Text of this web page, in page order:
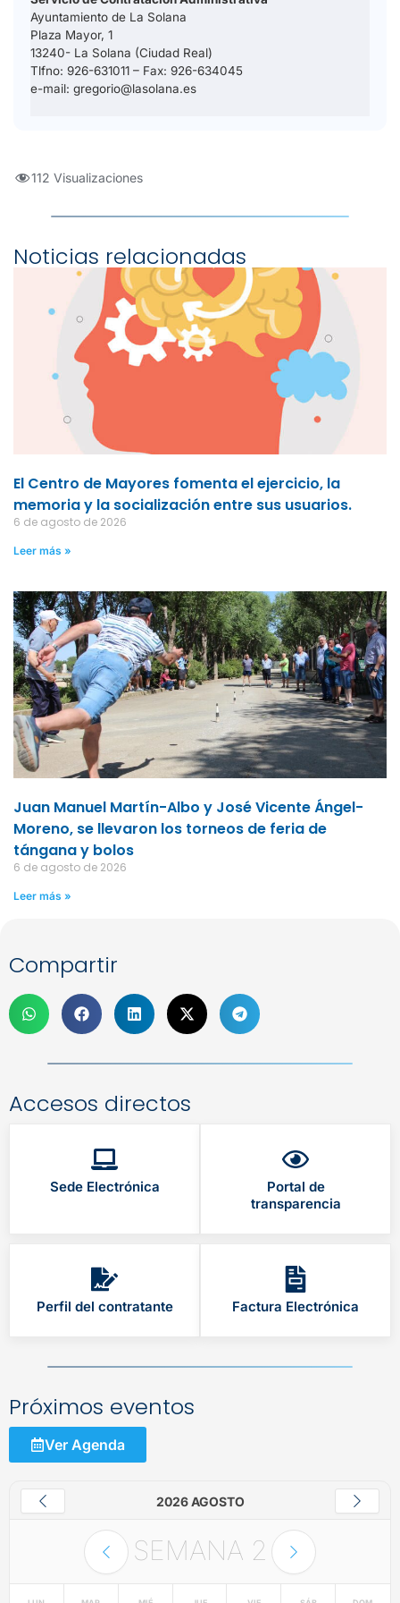
Ayuntamiento de La Solana
Plaza Mayor, 1
13240- La Solana (Ciudad Real)
Tlfno: 926-631011 – Fax: 926-634045
e-mail: gregorio@lasolana.es
112 Visualizaciones
Noticias relacionadas
El Centro de Mayores fomenta el ejercicio, la
memoria y la socialización entre sus usuarios.
6 de agosto de 2026
Leer más »
Juan Manuel Martín-Albo y José Vicente Ángel-
Moreno, se llevaron los torneos de feria de
tángana y bolos
6 de agosto de 2026
Leer más »
Compartir
Accesos directos
Sede Electrónica
Portal de
transparencia
Perfil del contratante Factura Electrónica
Próximos eventos
Ver Agenda
2026 AGOSTO
SEMANA 2